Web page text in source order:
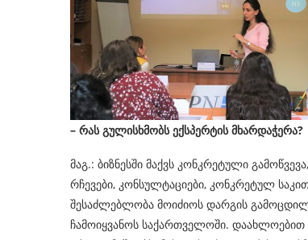
– რას გულისხმობს ექსპერტის მხარდაჭერა?
მაგ.: ბიზნესში მაქვს კონკრეტული
რჩევები, კონსულტაციები, კონკრეტულ
შესაძლებლობა მოიძიოს დარგის
ჩამოიყვანოს საქართველოში.